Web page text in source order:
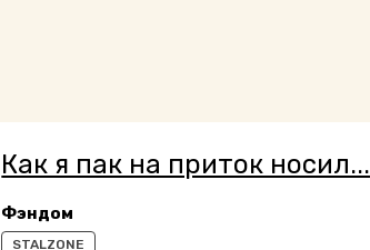
Как я пак на приток носил...
Фэндом
STALZONE